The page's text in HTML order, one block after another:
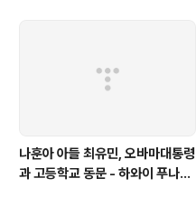
나훈아 아들 최유민, 오바마대통령
과 고등학교 동문 - 하와이 푸나호